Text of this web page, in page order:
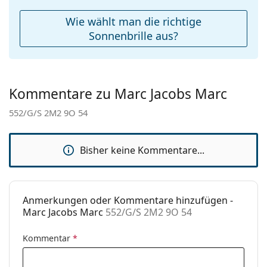
zu finden.
Weiteres
Damen
Verwendung:
Mode
Code:
Wie wählt man die richtige
Sonnenbrille aus?
Kommentare zu Marc Jacobs Marc
552/G/S 2M2 9O 54
Bisher keine Kommentare...
Anmerkungen oder Kommentare hinzufügen -
Marc Jacobs Marc 552/G/S 2M2 9O 54
Kommentar *